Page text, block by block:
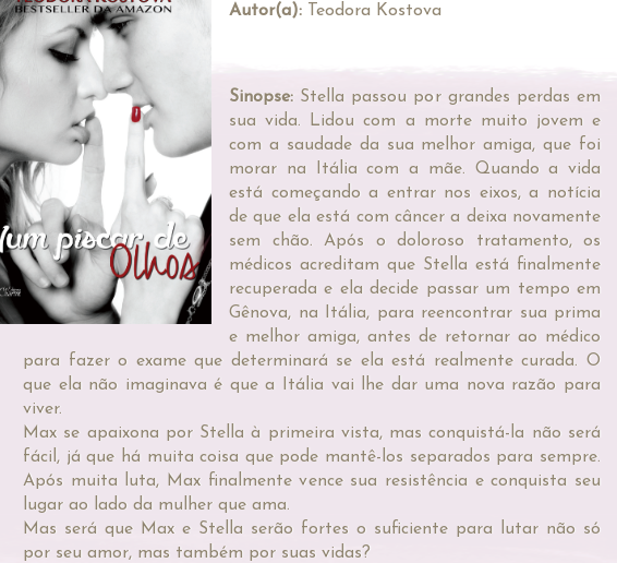
Autor(a): Teodora Kostova
Sinopse: Stella passou por grandes perdas em
sua vida. Lidou com a morte muito jovem e
com a saudade da sua melhor amiga, que foi
morar na Itália com a mãe. Quando a vida
está começando a entrar nos eixos, a notícia
de que ela está com câncer a deixa novamente
sem chão. Após o doloroso tratamento, os
médicos acreditam que Stella está finalmente
recuperada e ela decide passar um tempo em
Gênova, na Itália, para reencontrar sua prima
e melhor amiga, antes de retornar ao médico
para fazer o exame que determinará se ela está realmente curada. O
que ela não imaginava é que a Itália vai lhe dar uma nova razão para
viver.
Max se apaixona por Stella à primeira vista, mas conquistá-la não será
fácil, já que há muita coisa que pode mantê-los separados para sempre.
Após muita luta, Max finalmente vence sua resistência e conquista seu
lugar ao lado da mulher que ama.
Mas será que Max e Stella serão fortes o suficiente para lutar não só
por seu amor, mas também por suas vidas?